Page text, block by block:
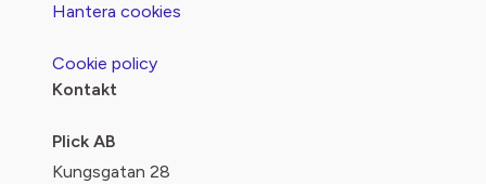
Hantera cookies
Cookie policy
Kontakt
Plick AB
Kungsgatan 28